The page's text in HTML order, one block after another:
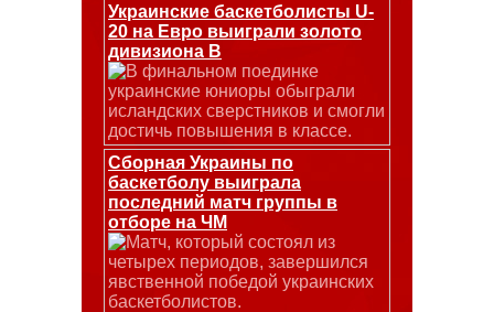
Украинские баскетболисты U-
20 на Евро выиграли золото
дивизиона В
В финальном поединке
украинские юниоры обыграли
исландских сверстников и смогли
достичь повышения в классе.
Сборная Украины по
баскетболу выиграла
последний матч группы в
отборе на ЧМ
Матч, который состоял из
четырех периодов, завершился
явственной победой украинских
баскетболистов.